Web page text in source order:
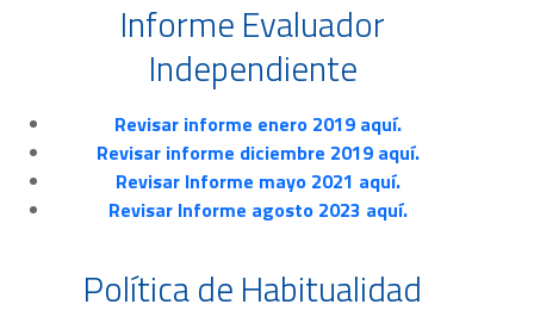
Informe Evaluador
Independiente
Revisar informe enero 2019 aquí.
Revisar informe diciembre 2019 aquí.
Revisar Informe mayo 2021 aquí.
Revisar Informe agosto 2023 aquí.
Política de Habitualidad